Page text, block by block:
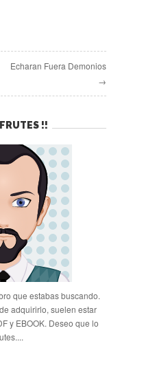
Echaran Fuera Demonios
→
!!
que estabas buscando.
adquirirlo, suelen estar
y EBOOK. Deseo que lo